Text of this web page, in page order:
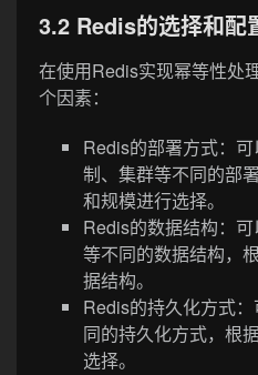
3.2 Redis的选择和配
在使用Redis实现幂等性处
个因素：
Redis的部署方式：
制、集群等不同的部
和规模进行选择。
Redis的数据结构：
等不同的数据结构，
据结构。
Redis的持久化方式
同的持久化方式，根
选择。